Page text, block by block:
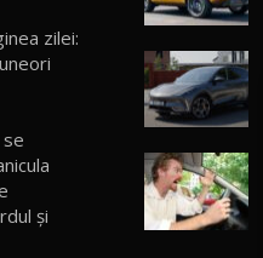
zilei:
și